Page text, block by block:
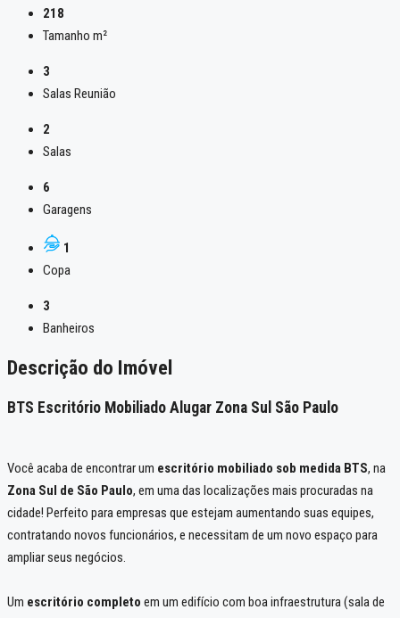
218
Tamanho m²
3
Salas Reunião
2
Salas
6
Garagens
1
Copa
3
Banheiros
Descrição do Imóvel
BTS Escritório Mobiliado Alugar Zona Sul São Paulo
Você acaba de encontrar um escritório mobiliado sob medida BTS, na
Zona Sul de São Paulo, em uma das localizações mais procuradas na
cidade! Perfeito para empresas que estejam aumentando suas equipes,
contratando novos funcionários, e necessitam de um novo espaço para
ampliar seus negócios.
Um escritório completo em um edifício com boa infraestrutura (sala de